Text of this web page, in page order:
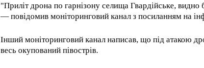
"Приліт дрона по гарнізону селища Гвардійське, видно
— повідомив моніторинговий канал з посиланням на
Інший моніторинговий канал написав, що під атакою
весь окупований півострів.